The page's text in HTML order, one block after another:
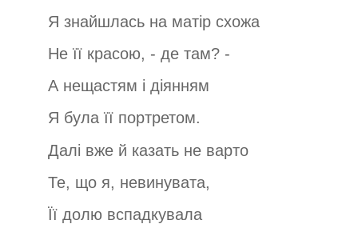
Я знайшлась на матір схожа
Не її красою, - де там? -
А нещастям і діянням
Я була її портретом.
Далі вже й казать не варто
Те, що я, невинувата,
Її долю вспадкувала